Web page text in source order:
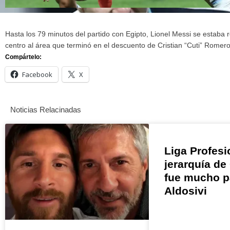
Hasta los 79 minutos del partido con Egipto, Lionel Messi se
centro al área que terminó en el descuento de Cristian “Cuti”
Compártelo:
Facebook X
Noticias Relacinadas
Liga
jerarquía de
fue mucho
Aldosivi